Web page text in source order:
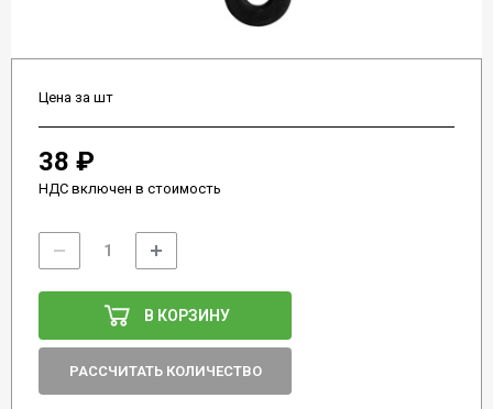
Цена за шт
38 ₽
НДС включен в стоимость
В КОРЗИНУ
РАССЧИТАТЬ КОЛИЧЕСТВО